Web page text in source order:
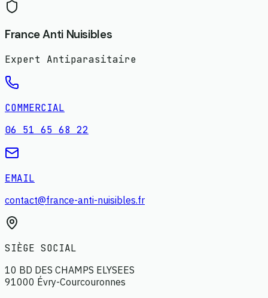
France Anti Nuisibles
Expert Antiparasitaire
COMMERCIAL
06 51 65 68 22
EMAIL
contact@france-anti-nuisibles.fr
SIÈGE SOCIAL
10 BD DES CHAMPS ELYSEES
91000 Évry-Courcouronnes